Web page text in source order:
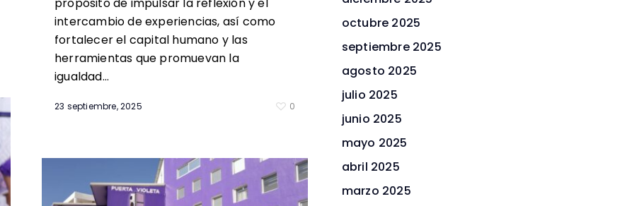
propósito de impulsar la reflexión y el
intercambio de experiencias, así como
fortalecer el capital humano y las
herramientas que promuevan la
igualdad…
23 septiembre, 2025 0
octubre 2025
septiembre 2025
agosto 2025
julio 2025
junio 2025
mayo 2025
abril 2025
marzo 2025